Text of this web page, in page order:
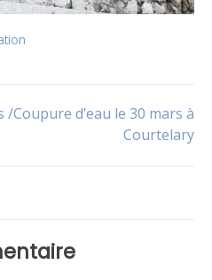
/Coupure d’eau le 30 mars à
Courtelary